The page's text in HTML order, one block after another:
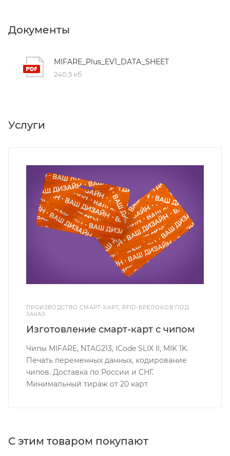
Документы
MIFARE_Plus_EV1_DATA_SHEET
240,5 кб
Услуги
ПРОИЗВОДСТВО СМАРТ-КАРТ, RFID-БРЕЛОКОВ ПОД
ЗАКАЗ
Изготовление смарт-карт с чипом
Чипы MIFARE, NTAG213, ICode SLIX II, MIK 1K.
Печать переменных данных, кодирование
чипов. Доставка по России и СНГ.
Минимальный тираж от 20 карт
С этим товаром покупают